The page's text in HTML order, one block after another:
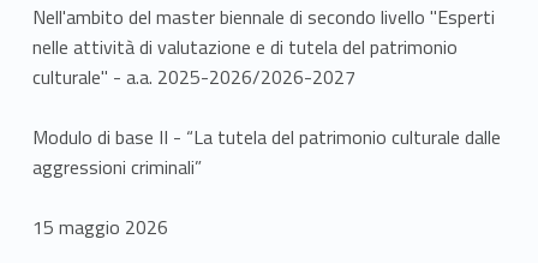
Nell'ambito del master biennale di secondo livello "Esperti
nelle attività di valutazione e di tutela del patrimonio
culturale" - a.a. 2025-2026/2026-2027
Modulo di base II - “La tutela del patrimonio culturale dalle
aggressioni criminali”
15 maggio 2026